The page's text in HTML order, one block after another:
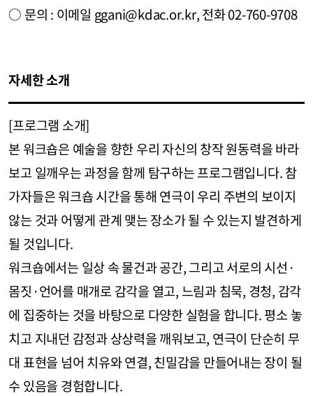
○ 문의 : 이메일 ggani@kdac.or.kr, 전화 02-760-9708
자세한 소개
[프로그램 소개]
본 워크숍은 예술을 향한 우리 자신의 창작 원동력을 바라
보고 일깨우는 과정을 함께 탐구하는 프로그램입니다. 참
가자들은 워크숍 시간을 통해 연극이 우리 주변의 보이지
않는 것과 어떻게 관계 맺는 장소가 될 수 있는지 발견하게
될 것입니다.
워크숍에서는 일상 속 물건과 공간, 그리고 서로의 시선·
몸짓·언어를 매개로 감각을 열고, 느림과 침묵, 경청, 감각
에 집중하는 것을 바탕으로 다양한 실험을 합니다. 평소 놓
치고 지내던 감정과 상상력을 깨워보고, 연극이 단순히 무
대 표현을 넘어 치유와 연결, 친밀감을 만들어내는 장이 될
수 있음을 경험합니다.